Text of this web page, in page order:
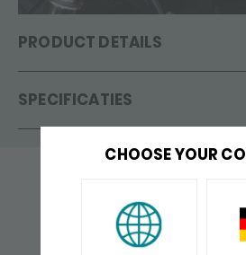
CHOOSE YOUR
PRODUCT DETAILS
SPECIFICATIES